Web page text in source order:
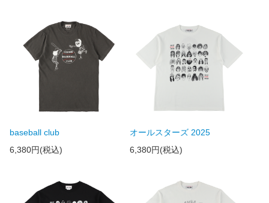
baseball club
6,380円(税込)
オールスターズ 2025
6,380円(税込)